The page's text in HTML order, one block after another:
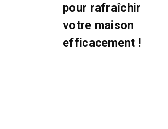
pour rafraîchir
votre maison
efficacement !